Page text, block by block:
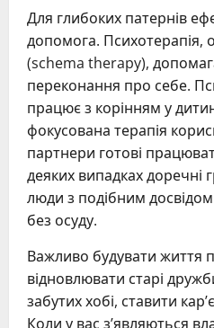
Для глибоких патернів
допомога. Психотерапія,
(schema therapy),
переконання про себе.
працює з корінням у
фокусована терапія
партнери готові
деяких випадках доречні
люди з подібним досвідом
без осуду.
Важливо будувати життя
відновлювати старі
забутих хобі, ставити
Коли у вас з’являються